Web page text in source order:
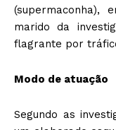
(supermaconha),
marido da
flagrante por
Modo de atuação
Segundo as